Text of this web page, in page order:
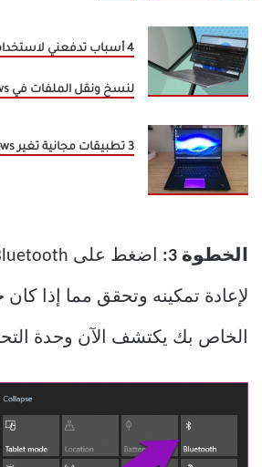
لنسخ ونقل الملفات في Windows
3 تطبيقات مجانية تغير Windows تمامًا
الخطوة 3:
لإعادة تمكينه وتحقق مما إذا كان
الخاص بك يكتشف الآن وحدة